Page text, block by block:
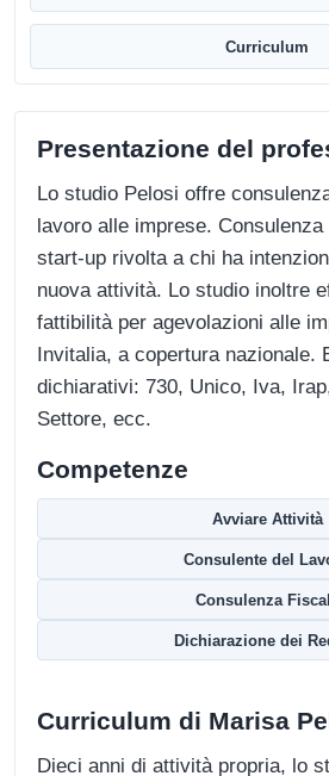
Curriculum
Presentazione del
Lo studio Pelosi offre
lavoro alle imprese. Consulenza
start-up rivolta a chi ha
nuova attività. Lo studio inoltre
fattibilità per agevolazioni alle
Invitalia, a copertura nazionale.
dichiarativi: 730, Unico, Iva,
Settore, ecc.
Competenze
Avviare Attività
Consulente del
Consulenza
Dichiarazione dei
Curriculum di Marisa
Dieci anni di attività propria, lo